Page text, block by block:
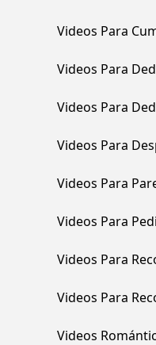
Videos Para
Videos Para
Videos Para
Videos Para
Videos Para
Videos Para
Videos Para
Videos Para
Videos